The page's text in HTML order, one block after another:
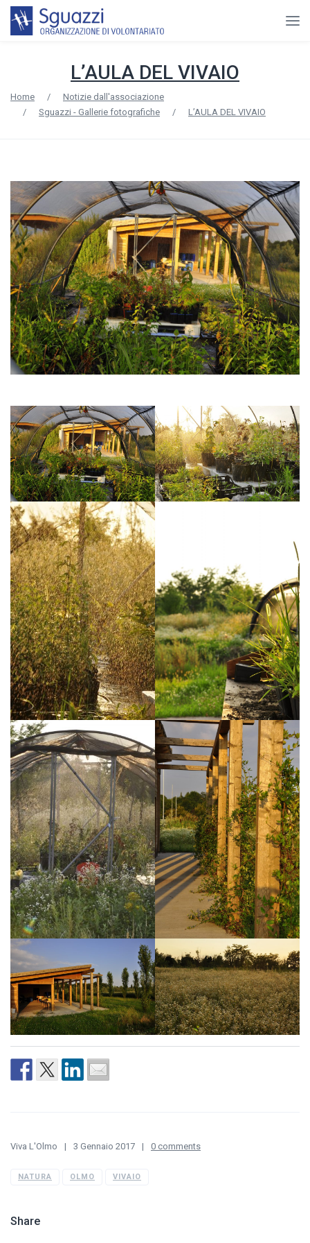
L’AULA DEL VIVAIO
Home /
Notizie dall'associazione
/
Sguazzi - Gallerie fotografiche / L’AULA DEL VIVAIO
Viva L'Olmo 3 Gennaio 2017 0 comments
NATURA OLMO VIVAIO
Share